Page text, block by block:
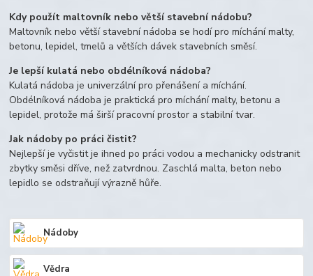
Kdy použít maltovník nebo větší stavební nádobu?
Maltovník nebo větší stavební nádoba se hodí pro míchání malty,
betonu, lepidel, tmelů a větších dávek stavebních směsí.
Je lepší kulatá nebo obdélníková nádoba?
Kulatá nádoba je univerzální pro přenášení a míchání.
Obdélníková nádoba je praktická pro míchání malty, betonu a
lepidel, protože má širší pracovní prostor a stabilní tvar.
Jak nádoby po práci čistit?
Nejlepší je vyčistit je ihned po práci vodou a mechanicky odstranit
zbytky směsi dříve, než zatvrdnou. Zaschlá malta, beton nebo
lepidlo se odstraňují výrazně hůře.
Nádoby
Vědra